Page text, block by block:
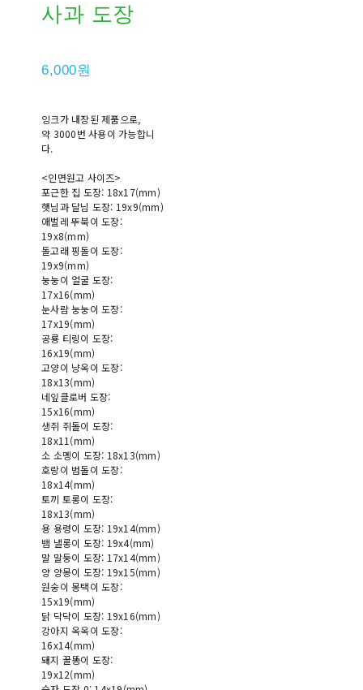
사과 도장
6,000원
잉크가 내장된 제품으로,
약 3000번 사용이 가능합니
다.
<인면원고 사이즈>
포근한 집 도장: 18x17(mm)
햇님과 달님 도장: 19x9(mm)
애벌레 뚜북이 도장:
19x8(mm)
돌고래 핑돌이 도장:
19x9(mm)
눙눙이 얼굴 도장:
17x16(mm)
눈사람 눙눙이 도장:
17x19(mm)
공룡 티링이 도장:
16x19(mm)
고양이 냥옥이 도장:
18x13(mm)
네잎클로버 도장:
15x16(mm)
생쥐 쥐돌이 도장:
18x11(mm)
소 소멩이 도장: 18x13(mm)
호랑이 범돌이 도장:
18x14(mm)
토끼 토롱이 도장:
18x13(mm)
용 용령이 도장: 19x14(mm)
뱀 낼롱이 도장: 19x4(mm)
말 말둥이 도장: 17x14(mm)
양 양몽이 도장: 19x15(mm)
원숭이 몽택이 도장:
15x19(mm)
닭 닥닥이 도장: 19x16(mm)
강아지 옥옥이 도장:
16x14(mm)
돼지 꿀똥이 도장:
19x12(mm)